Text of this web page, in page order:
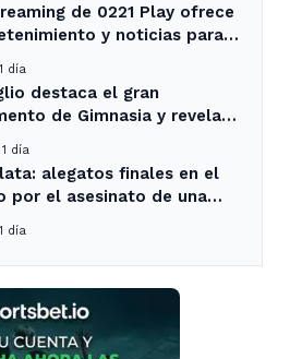
de 0221 Play ofrece
y noticias para
día
destaca el gran
de Gimnasia y revela
día
alegatos finales en el
por el asesinato de una
día